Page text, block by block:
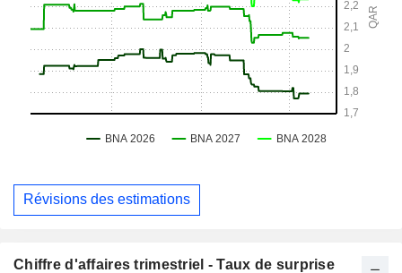
Révisions des estimations
Chiffre d'affaires trimestriel - Taux de surprise